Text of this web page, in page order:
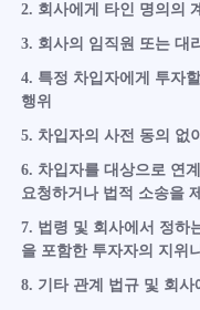
2. 회사에게 타인 명의의
3. 회사의 임직원 또는 대
4. 특정 차입자에게 투자
행위
5. 차입자의 사전 동의 없
6. 차입자를 대상으로 연
요청하거나 법적 소송을
7. 법령 및 회사에서 정하
을 포함한 투자자의 지위
8. 기타 관계 법규 및 회